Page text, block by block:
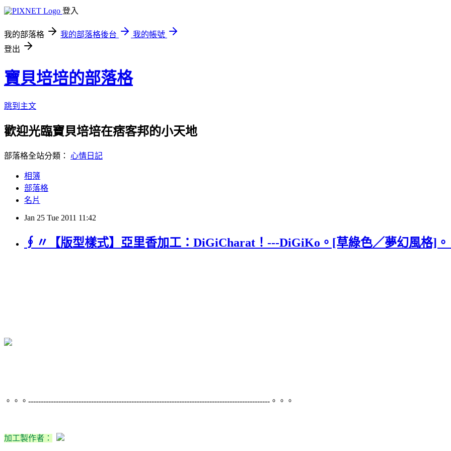
登入
我的部落格 我的部落格後台
我的帳號
登出
寶貝培培的部落格
跳到主文
歡迎光臨寶貝培培在痞客邦的小天地
部落格全站分類： 心情日記
相簿
部落格
名片
Jan 25 Tue 2011 11:42
∮〃【版型樣式】亞里香加工：DiGiCharat！---DiGiKo。[草綠色／夢幻風格]
。。。------------------------------------------------------------------------------------------------。。。
加工製作者：